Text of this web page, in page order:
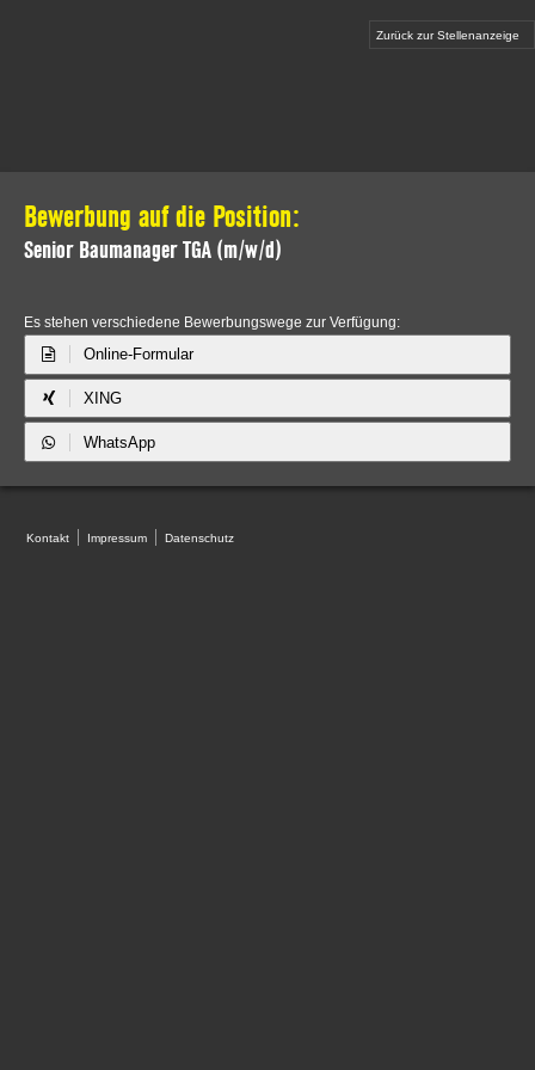
Zurück zur Stellenanzeige
Bewerbung auf die Position:
Senior Baumanager TGA (m/w/d)
Es stehen verschiedene Bewerbungswege zur Verfügung:
Online-Formular
XING
WhatsApp
Kontakt Impressum Datenschutz